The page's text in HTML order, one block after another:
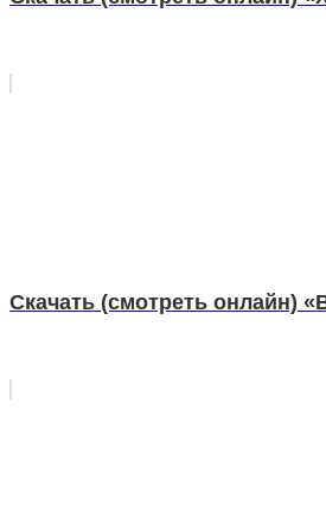
Скачать (смотреть онлайн)